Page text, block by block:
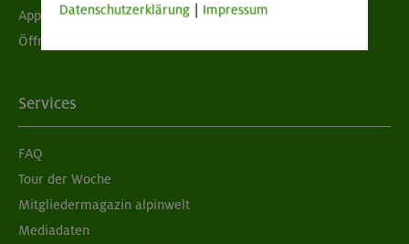
App "Mein DAV+"
Öffnungszeiten
Services
FAQ
Tour der Woche
Mitgliedermagazin alpinwelt
Mediadaten
Datenschutzerklärung Impressum